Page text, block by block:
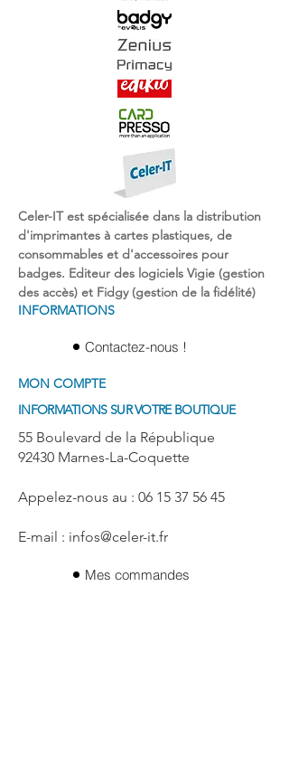
Celer-IT est spécialisée dans la distribution
d'imprimantes à cartes plastiques, de
consommables et d'accessoires pour
badges. Editeur des logiciels Vigie (gestion
des accès) et Fidgy (gestion de la fidélité)
INFORMATIONS
Contactez-nous !
MON COMPTE
INFORMATIONS SUR VOTRE BOUTIQUE
55 Boulevard de la République
92430 Marnes-La-Coquette
Appelez-nous au : 06 15 37 56 45
E-mail : infos@celer-it.fr
Mes commandes